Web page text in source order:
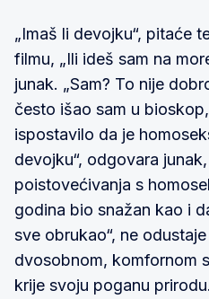
„Imaš li devojku“, pitaće
filmu, „Ili ideš sam na
junak. „Sam? To nije
često išao sam u
ispostavilo da je
devojku“, odgovara
poistovećivanja s
godina bio snažan kao i
sve obrukao“, ne
dvosobnom, komfornom
krije svoju poganu